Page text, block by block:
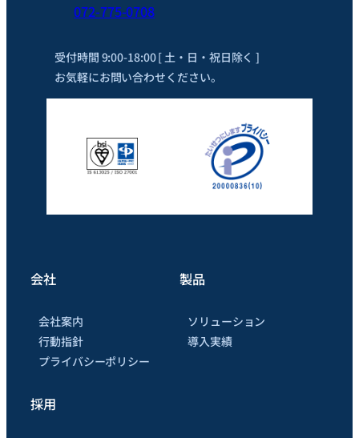
072-775-0708
受付時間 9:00-18:00 [ 土・日・祝日除く ]
お気軽にお問い合わせください。
会社
会社案内
行動指針
プライバシーポリシー
製品
ソリューション
導入実績
採用